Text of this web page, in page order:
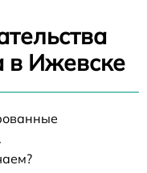
в Ижевске